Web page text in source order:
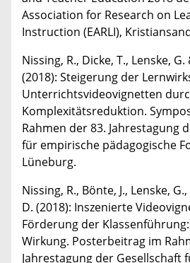
Association for Research on
Instruction (EARLI),
Nissing, R., Dicke, T., Lenske,
(2018): Steigerung der
Unterrichtsvideovignetten
Komplexitätsreduktion.
Rahmen der 83. Jahrestagung
für empirische pädagogische
Lüneburg.
Nissing, R., Bönte, J., Lenske,
D. (2018): Inszenierte
Förderung der
Wirkung. Posterbeitrag im
Jahrestagung der Gesellschaft